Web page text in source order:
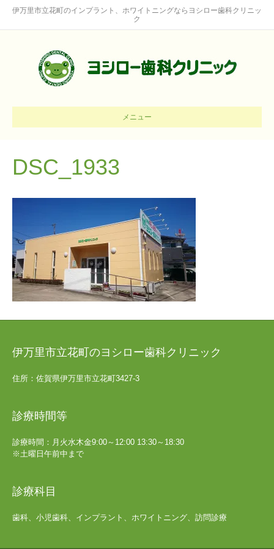
伊万里市立花町のインプラント、ホワイトニングならヨシロー歯科クリニッ
ク
メニュー
DSC_1933
伊万里市立花町のヨシロー歯科クリニック
住所：佐賀県伊万里市立花町3427-3
診療時間等
診療時間：月火水木金9:00～12:00 13:30～18:30
※土曜日午前中まで
診療科目
歯科、小児歯科、インプラント、ホワイトニング、訪問診療